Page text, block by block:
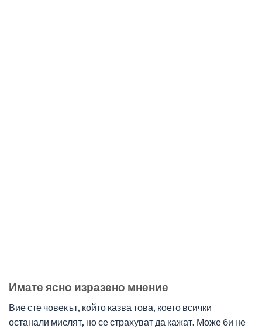
Имате ясно изразено мнение
Вие сте човекът, който казва това, което всички
останали мислят, но се страхуват да кажат. Може би не